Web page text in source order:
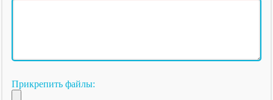
Прикрепить файлы: